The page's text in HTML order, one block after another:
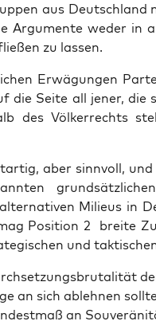
aus Deutsch­land
Argu­men­te weder in
zu lassen.
Erwä­gun­gen
die Sei­te all jener, die
des Völ­ker­rechts
aber sinn­voll,
Milieus in
Posi­ti­on 2 brei­te
und
an sich ableh­nen
an